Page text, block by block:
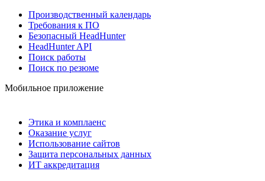
Производственный календарь
Требования к ПО
Безопасный HeadHunter
HeadHunter API
Поиск работы
Поиск по резюме
Мобильное приложение
Этика и комплаенс
Оказание услуг
Использование сайтов
Защита персональных данных
ИТ аккредитация